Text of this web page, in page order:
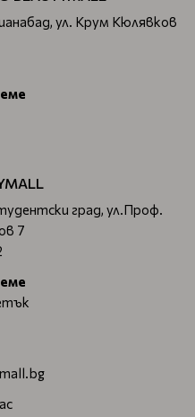
ул. Крум Кюлявков
град, ул.Проф.
7